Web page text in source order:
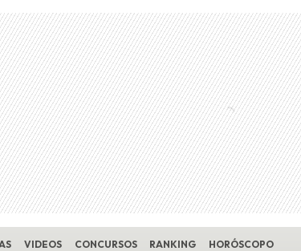
VIDEOS CONCURSOS RANKING HORÓSCOPO